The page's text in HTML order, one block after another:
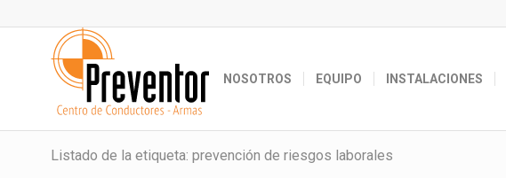
NOSOTROS EQUIPO INSTALACIONES
Listado de la etiqueta: prevención de riesgos laborales